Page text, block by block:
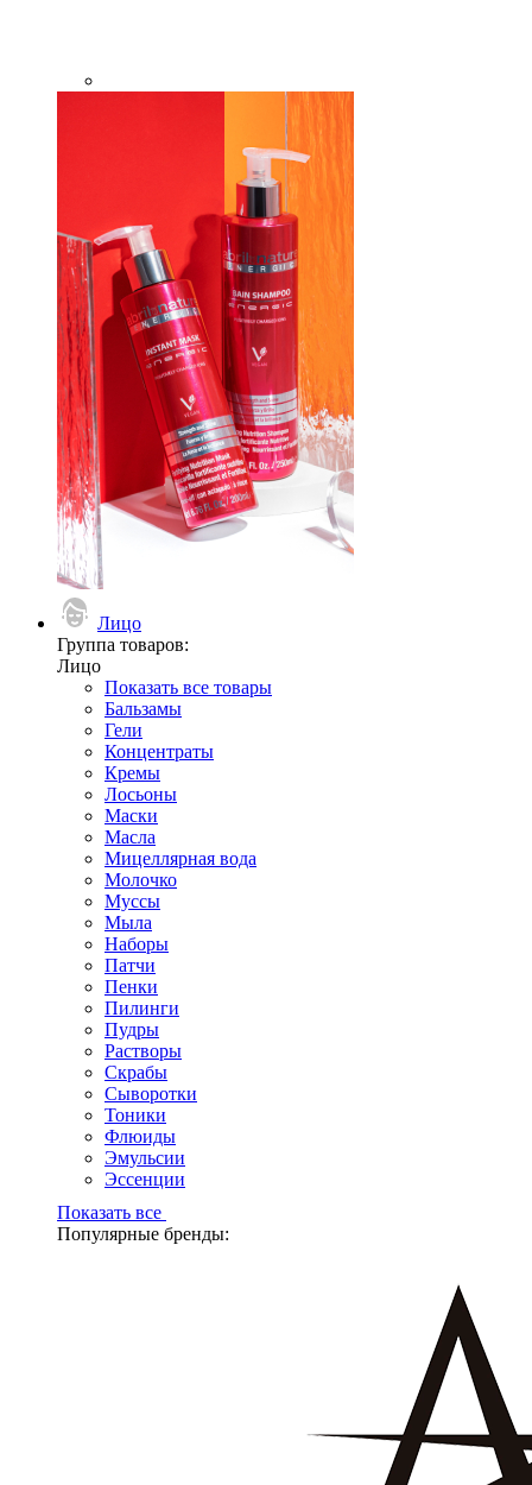
Лицо
Группа товаров:
Лицо
Показать все товары
Бальзамы
Гели
Концентраты
Кремы
Лосьоны
Маски
Масла
Мицеллярная вода
Молочко
Муссы
Мыла
Наборы
Патчи
Пенки
Пилинги
Пудры
Растворы
Скрабы
Сыворотки
Тоники
Флюиды
Эмульсии
Эссенции
Показать все
Популярные бренды: